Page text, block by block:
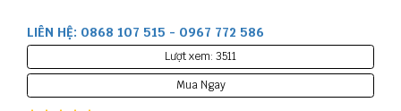
LIÊN HỆ: 0868 107 515 - 0967 772 586
Lượt xem: 3511
Mua Ngay